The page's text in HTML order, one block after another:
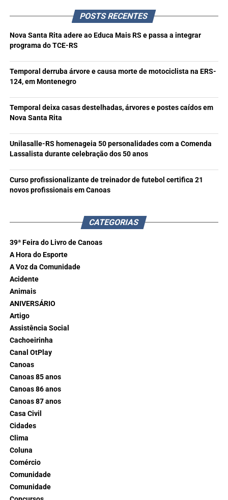
POSTS RECENTES
Nova Santa Rita adere ao Educa Mais RS e passa a integrar
programa do TCE-RS
Temporal derruba árvore e causa morte de motociclista na ERS-
124, em Montenegro
Temporal deixa casas destelhadas, árvores e postes caídos em
Nova Santa Rita
Unilasalle-RS homenageia 50 personalidades com a Comenda
Lassalista durante celebração dos 50 anos
Curso profissionalizante de treinador de futebol certifica 21
novos profissionais em Canoas
CATEGORIAS
39ª Feira do Livro de Canoas
A Hora do Esporte
A Voz da Comunidade
Acidente
Animais
ANIVERSÁRIO
Artigo
Assistência Social
Cachoeirinha
Canal OtPlay
Canoas
Canoas 85 anos
Canoas 86 anos
Canoas 87 anos
Casa Civil
Cidades
Clima
Coluna
Comércio
Comunidade
Comunidade